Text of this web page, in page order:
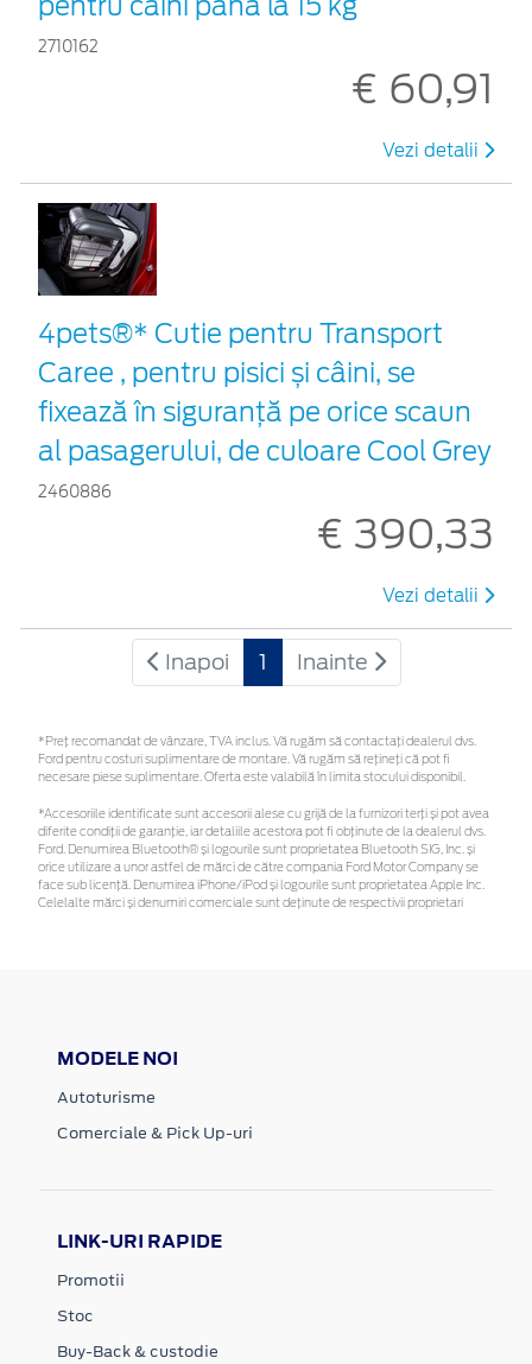
2710162
€ 60,91
Vezi detalii
4pets®* Cutie pentru Transport
Caree , pentru pisici și câini, se
fixează în siguranță pe orice scaun
al pasagerului, de culoare Cool Grey
2460886
€ 390,33
Vezi detalii
Inapoi 1 Inainte
*Preţ recomandat de vânzare, TVA inclus. Vă rugăm să contactaţi dealerul dvs.
Ford pentru costuri suplimentare de montare. Vă rugăm să rețineți că pot fi
necesare piese suplimentare. Oferta este valabilă în limita stocului disponibil.
*Accesoriile identificate sunt accesorii alese cu grijă de la furnizori terți și pot avea
diferite condiții de garanție, iar detaliile acestora pot fi obținute de la dealerul dvs.
Ford. Denumirea Bluetooth® și logourile sunt proprietatea Bluetooth SIG, Inc. și
orice utilizare a unor astfel de mărci de către compania Ford Motor Company se
face sub licență. Denumirea iPhone/iPod și logourile sunt proprietatea Apple Inc.
Celelalte mărci și denumiri comerciale sunt deținute de respectivii proprietari
MODELE NOI
Autoturisme
Comerciale & Pick Up-uri
LINK-URI RAPIDE
Promotii
Stoc
Buy-Back & custodie